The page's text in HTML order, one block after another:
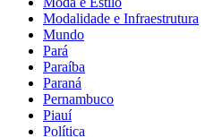
Modalidade e Infraestrutura
Mundo
Pará
Paraíba
Paraná
Pernambuco
Piauí
Política